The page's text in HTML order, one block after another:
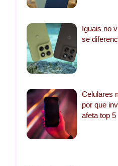
Iguais no
se
Celulares
por que
afeta top 5